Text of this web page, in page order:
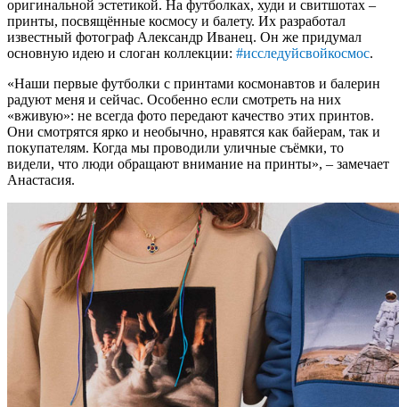
оригинальной эстетикой. На футболках, худи и свитшотах –
принты, посвящённые космосу и балету. Их разработал
известный фотограф Александр Иванец. Он же придумал
основную идею и слоган коллекции: #исследуйсвойкосмос.
«Наши первые футболки с принтами космонавтов и балерин
радуют меня и сейчас. Особенно если смотреть на них
«вживую»: не всегда фото передают качество этих принтов.
Они смотрятся ярко и необычно, нравятся как байерам, так и
покупателям. Когда мы проводили уличные съёмки, то
видели, что люди обращают внимание на принты», – замечает
Анастасия.